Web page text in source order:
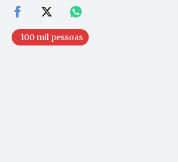
100 mil pessoas